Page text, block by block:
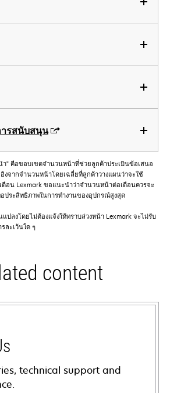
ารสนับสนุน
" คือขอบเขตจำนวนหน้าที่ช่วยลูกค้าประเมินข้อเสนอ
จากจำนวนหน้าโดยเฉลี่ยที่ลูกค้าวางแผนว่าจะใช้
อน Lexmark ขอแนะนำว่าจำนวนหน้าต่อเดือนควรจะ
ประสิทธิภาพในการทำงานของอุปกรณ์สูงสุด
ปลงโดยไม่ต้องแจ้งให้ทราบล่วงหน้า Lexmark จะไม่รับ
ละเว้นใด ๆ
content
technical support and